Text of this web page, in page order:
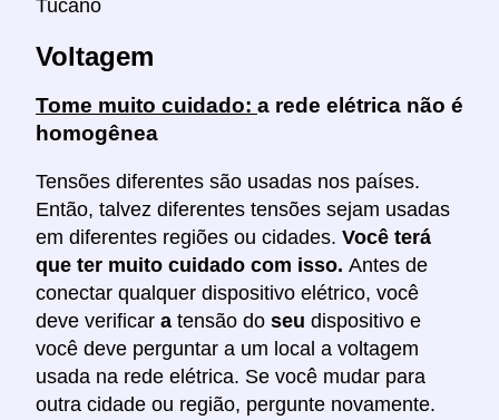
Tucano
Voltagem
Tome muito cuidado: a rede elétrica não é
homogênea
Tensões diferentes são usadas nos países.
Então, talvez diferentes tensões sejam usadas
em diferentes regiões ou cidades. Você terá
que ter muito cuidado com isso. Antes de
conectar qualquer dispositivo elétrico, você
deve verificar a tensão do seu dispositivo e
você deve perguntar a um local a voltagem
usada na rede elétrica. Se você mudar para
outra cidade ou região, pergunte novamente.